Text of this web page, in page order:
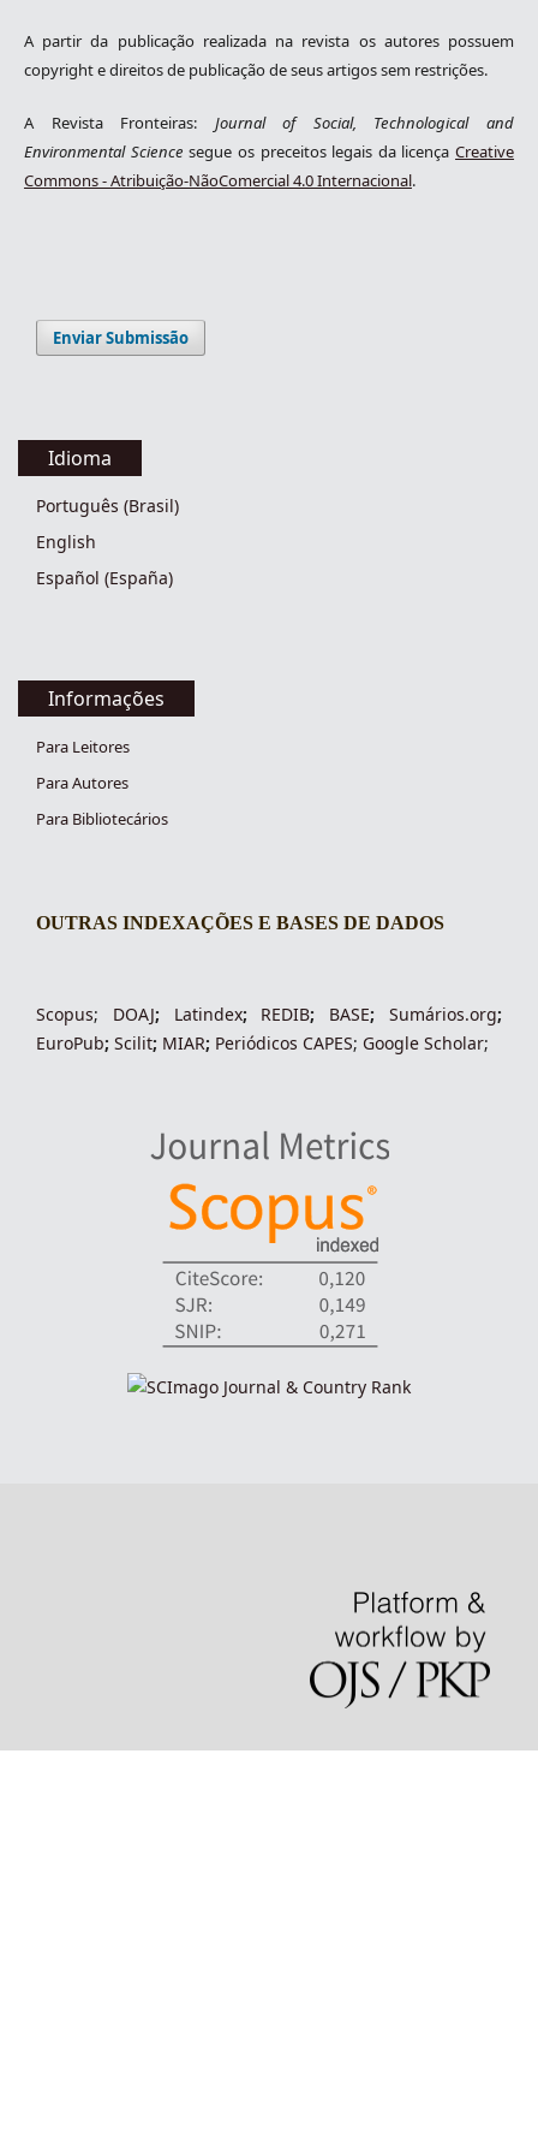
A partir da publicação realizada na revista os autores possuem
copyright e direitos de publicação de seus artigos sem restrições.
A Revista Fronteiras: Journal of Social, Technological and
Environmental Science segue os preceitos legais da licençaCreative
Commons - Atribuição-NãoComercial 4.0 Internacional.
Enviar Submissão
Idioma
Português (Brasil)
English
Español (España)
Informações
Para Leitores
Para Autores
Para Bibliotecários
indexacoes-fronteiras
OUTRAS INDEXAÇÕES E BASES DE DADOS
Scopus; DOAJ; Latindex; REDIB; BASE;Sumários.org;
EuroPub; Scilit; MIAR; Periódicos CAPES; Google Scholar;
indexadores-fronteiras